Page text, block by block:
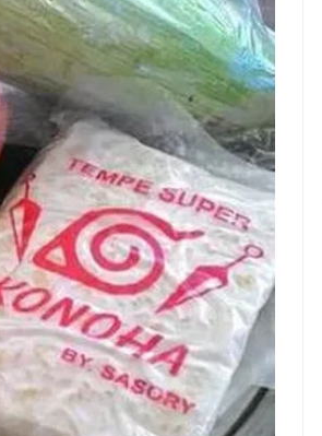
7 Menu
Restora
Jepang
yang
Wajib
Dicoba,
Bukan
Cuma
Sushi!